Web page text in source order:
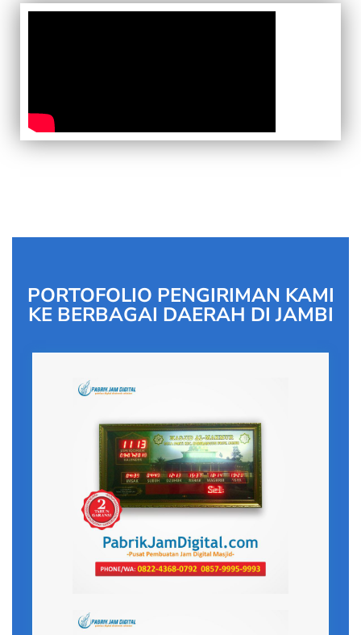
PORTOFOLIO PENGIRIMAN KAMI
KE BERBAGAI DAERAH DI JAMBI